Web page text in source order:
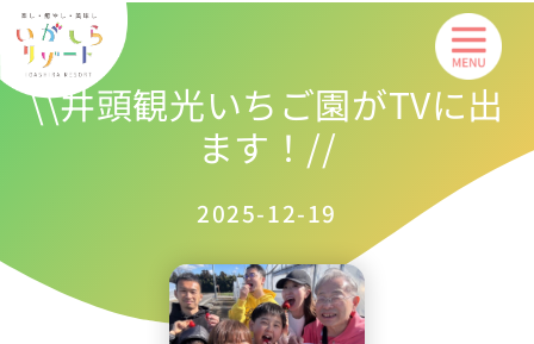
を
\\井頭観光いちご園がTVに出
ます！//
2025-12-19